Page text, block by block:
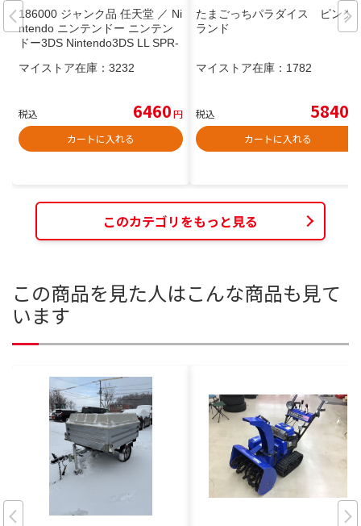
186000 ジャンク品 任天堂 ／ Ni
ntendo ニンテンドー ニンテン
ドー3DS Nintendo3DS LL SPR-
12HM150399]
マイストア在庫： 3232
税込 6460円
カートに入れる
たまごっちパラダイス ピンク
ランド
マイストア在庫： 1782
税込 5840
カートに入れる
このカテゴリをもっと見る
この商品を見た人はこんな商品も見て
います